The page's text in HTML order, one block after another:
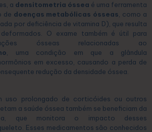
a densitometria óssea é uma ferramenta
de doenças metabólicas ósseas , como a
por deficiência de vitamina D), que resulta
O exame também é útil para
ósseas relacionadas ao
, uma condição em que a glândula
em excesso, causando a perda de
redução da densidade óssea.
uso prolongado de corticóides ou outros
a saúde óssea também se beneficiam da
que monitora o impacto desses
Esses medicamentos são conhecidos